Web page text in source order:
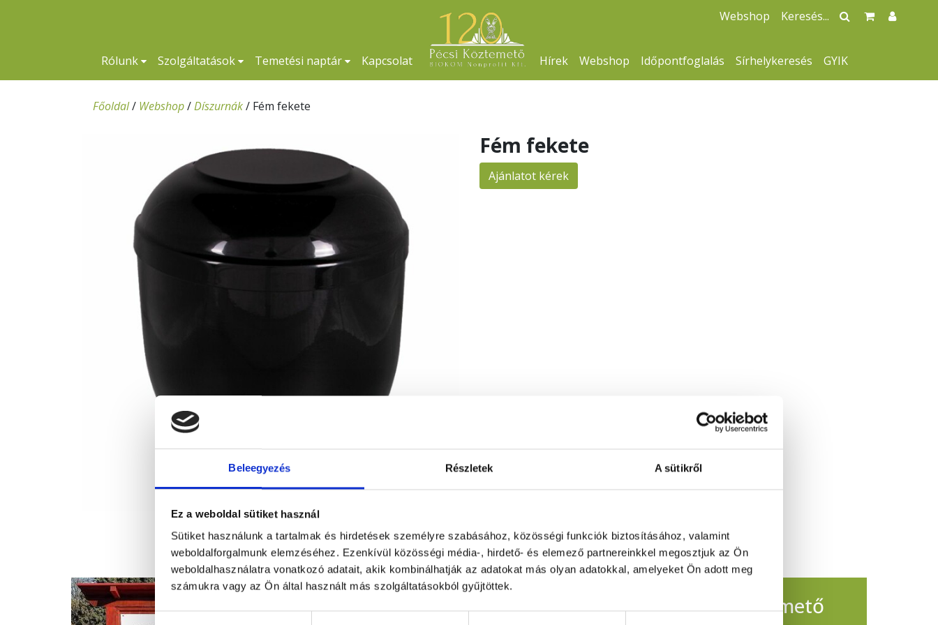
Beleegyezés Részletek A sütikről
Ez a weboldal sütiket használ
Sütiket használunk a tartalmak és hirdetések személyre szabásához, közösségi funkciók biztosításához, valamint
weboldalforgalmunk elemzéséhez. Ezenkívül közösségi média-, hirdető- és elemező partnereinkkel megosztjuk az Ön
weboldalhasználatra vonatkozó adatait, akik kombinálhatják az adatokat más olyan adatokkal, amelyeket Ön adott meg
számukra vagy az Ön által használt más szolgáltatásokból gyűjtöttek.
Hozzájárulás
Rólunk Szolgáltatások Temetési naptár Kapcsolat Hírek Webshop Időpontfoglalás Sírhelykeresés GYIK
Webshop
Főoldal/ Webshop/Díszurnák/ Fém fekete
Fém fekete
Ajánlatot kérek
Figyelem! Módosul a Pécsi Köztemető